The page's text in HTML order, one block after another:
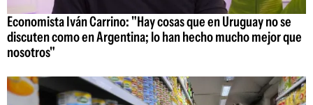
Economista Iván Carrino: "Hay cosas que en Uruguay no se
discuten como en Argentina; lo han hecho mucho mejor que
nosotros"